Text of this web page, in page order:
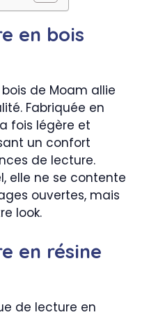
en bois
de Moam allie
Fabriquée en
fois légère et
un confort
de lecture.
elle ne se contente
ouvertes, mais
look.
en résine
de lecture en